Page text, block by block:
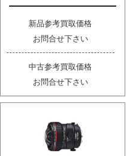
新品参考買取価格
お問合せ下さい
中古参考買取価格
お問合せ下さい